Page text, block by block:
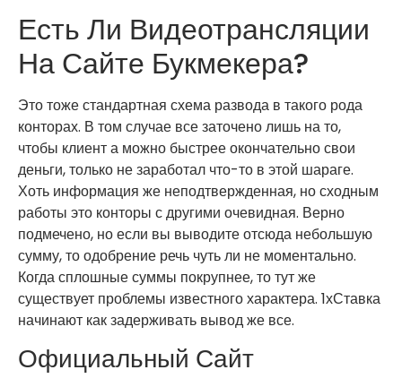
Есть Ли Видеотрансляции
На Сайте Букмекера?
Это тоже стандартная схема развода в такого рода
конторах. В том случае все заточено лишь на то,
чтобы клиент а можно быстрее окончательно свои
деньги, только не заработал что-то в этой шараге.
Хоть информация же неподтвержденная, но сходным
работы это конторы с другими очевидная. Верно
подмечено, но если вы выводите отсюда небольшую
сумму, то одобрение речь чуть ли не моментально.
Когда сплошные суммы покрупнее, то тут же
существует проблемы известного характера. 1хСтавка
начинают как задерживать вывод же все.
Официальный Сайт